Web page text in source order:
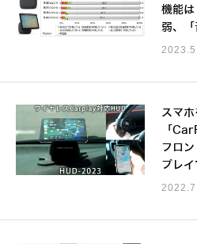
機能は
弱、
スマ
「
フロ
プレイ